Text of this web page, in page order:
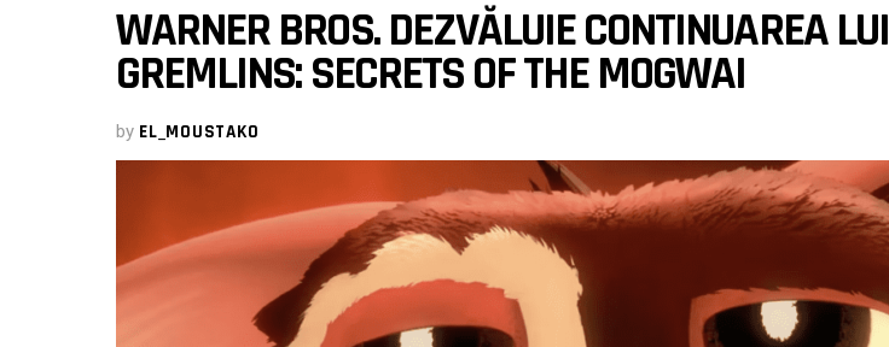
WARNER BROS. DEZVĂLUIE CONTINUAREA LUI
GREMLINS: SECRETS OF THE MOGWAI
by EL_MOUSTAKO